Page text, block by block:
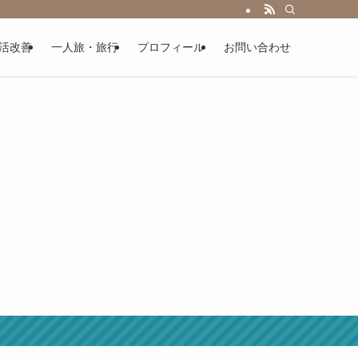
改善 一人旅・旅行 プロフィール お問い合わせ